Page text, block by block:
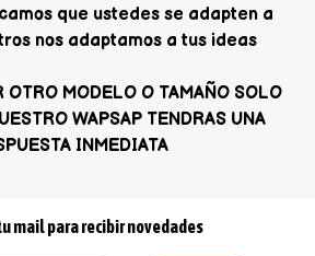
que ustedes se adapten a
nos adaptamos a tus ideas
OTRO MODELO O TAMAÑO SOLO
WAPSAP TENDRAS UNA
INMEDIATA
mail para recibir novedades